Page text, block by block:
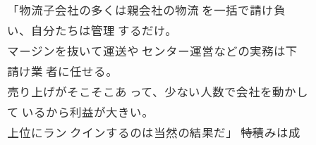
「物流子会社の多くは親会社の物流 を一括で請け負
い、自分たちは管理 するだけ。
マージンを抜いて運送や センター運営などの実務は下
請け業 者に任せる。
売り上げがそこそこあ って、少ない人数で会社を動かし
て いるから利益が大きい。
上位にラン クインするのは当然の結果だ」 ――特積みは成